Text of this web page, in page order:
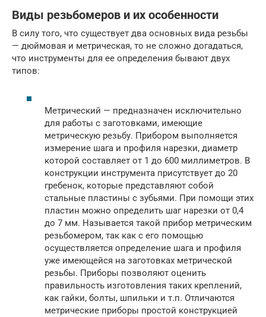
Виды резьбомеров и их особенности
В силу того, что существует два основных вида резьбы
— дюймовая и метрическая, то не сложно догадаться,
что инструменты для ее определения бывают двух
типов:
Метрический — предназначен исключительно
для работы с заготовками, имеющие
метрическую резьбу. Прибором выполняется
измерение шага и профиля нарезки, диаметр
которой составляет от 1 до 600 миллиметров. В
конструкции инструмента присутствует до 20
гребенок, которые представляют собой
стальные пластины с зубьями. При помощи этих
пластин можно определить шаг нарезки от 0,4
до 7 мм. Называется такой прибор метрическим
резьбомером, так как с его помощью
осуществляется определение шага и профиля
уже имеющейся на заготовках метрической
резьбы. Приборы позволяют оценить
правильность изготовления таких креплений,
как гайки, болты, шпильки и т.п. Отличаются
метрические приборы простой конструкцией